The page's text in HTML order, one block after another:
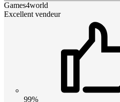
Games4world
Excellent vendeur
99%